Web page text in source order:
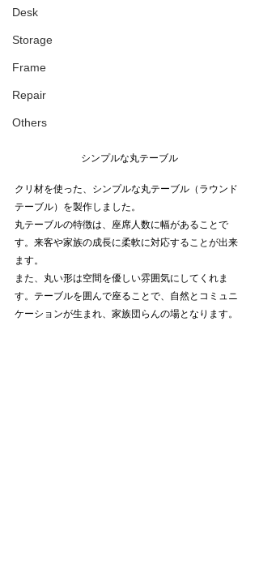
Desk
Storage
Frame
Repair
Others
シンプルな丸テーブル
クリ材を使った、シンプルな丸テーブル（ラウンド
テーブル）を製作しました。
丸テーブルの特徴は、座席人数に幅があることで
す。来客や家族の成長に柔軟に対応することが出来
ます。
また、丸い形は空間を優しい雰囲気にしてくれま
す。テーブルを囲んで座ることで、自然とコミュニ
ケーションが生まれ、家族団らんの場となります。